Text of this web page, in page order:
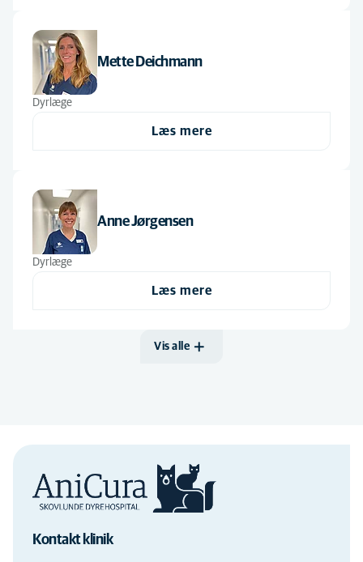
Mette Deichmann
Dyrlæge
Læs mere
Anne Jørgensen
Dyrlæge
Læs mere
Vis alle
Kontakt klinik